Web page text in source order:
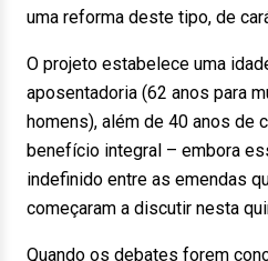
uma reforma deste tipo, de
O projeto estabelece uma
aposentadoria (62 anos para
homens), além de 40 anos de
benefício integral – embora
indefinido entre as emendas
começaram a discutir nesta
Quando os debates forem